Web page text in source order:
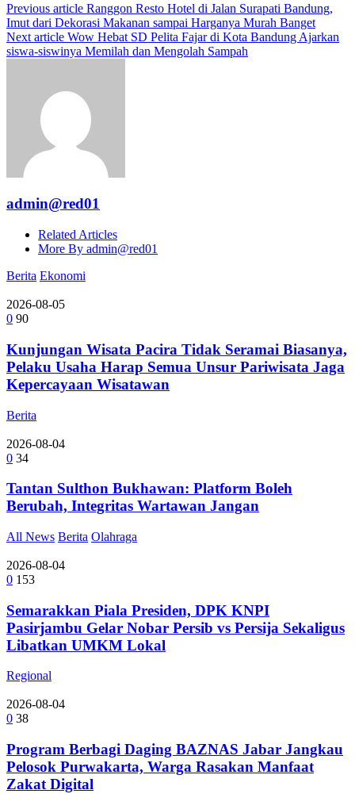
Previous article Ranggon Resto Hotel di Jalan Surapati Bandung,
Imut dari Dekorasi Makanan sampai Harganya Murah Banget
Next article Wow Hebat SD Pelita Fajar di Kota Bandung Ajarkan
siswa-siswinya Memilah dan Mengolah Sampah
admin@red01
Related Articles
More By admin@red01
Berita Ekonomi
2026-08-05
0 90
Kunjungan Wisata Pacira Tidak Seramai Biasanya,
Pelaku Usaha Harap Semua Unsur Pariwisata Jaga
Kepercayaan Wisatawan
Berita
2026-08-04
0 34
Tantan Sulthon Bukhawan: Platform Boleh
Berubah, Integritas Wartawan Jangan
All News Berita Olahraga
2026-08-04
0 153
Semarakkan Piala Presiden, DPK KNPI
Pasirjambu Gelar Nobar Persib vs Persija Sekaligus
Libatkan UMKM Lokal
Regional
2026-08-04
0 38
Program Berbagi Daging BAZNAS Jabar Jangkau
Pelosok Purwakarta, Warga Rasakan Manfaat
Zakat Digital